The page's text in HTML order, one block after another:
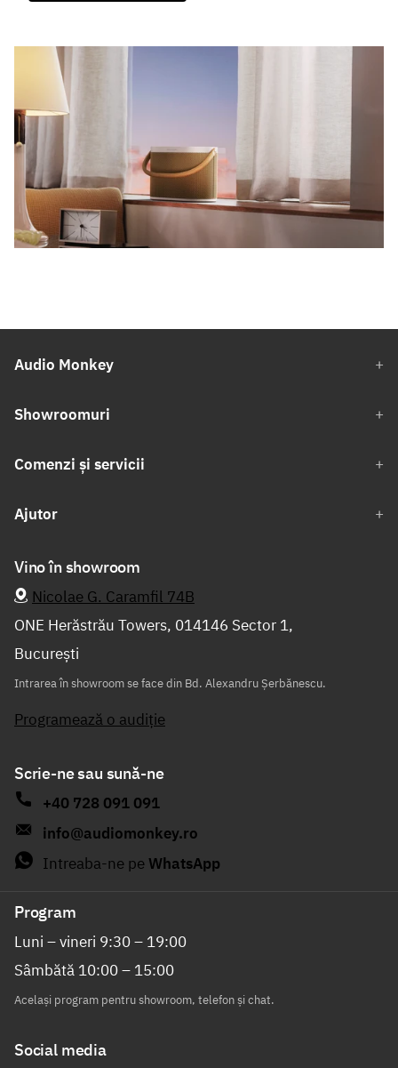
Audio Monkey
Showroomuri
Comenzi și servicii
Ajutor
Vino în showroom
Nicolae G. Caramfil 74B
ONE Herăstrău Towers, 014146 Sector 1,
București
Intrarea în showroom se face din Bd. Alexandru Șerbănescu.
Programează o audiție
Scrie-ne sau sună-ne
+40 728 091 091
info@audiomonkey.ro
Intreaba-ne pe WhatsApp
Program
Luni – vineri 9:30 – 19:00
Sâmbătă 10:00 – 15:00
Același program pentru showroom, telefon și chat.
Social media